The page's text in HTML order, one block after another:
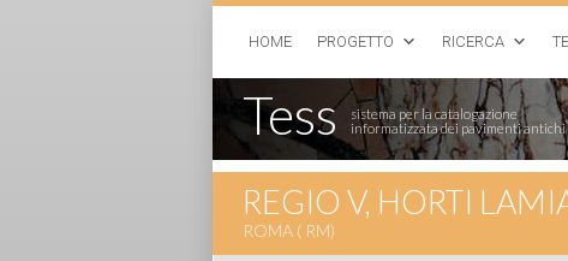
HOME PROGETTO RICERCA
Tess
sistema per la catalogazione
informatizzata dei pavimenti antichi
REGIO V, HORTI
ROMA ( RM)